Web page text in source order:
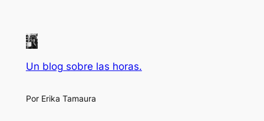
Un blog sobre las horas.
Por Erika Tamaura